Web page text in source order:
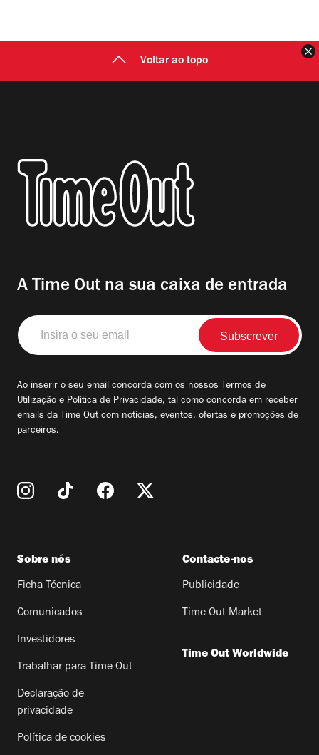
Voltar ao topo
A Time Out na sua caixa de entrada
Insira
o
seu
Ao inserir o seu email concorda com os nossos Termos de
Utilização e Política de Privacidade, tal como concorda em receber
emails da Time Out com notícias, eventos, ofertas e promoções de
parceiros.
Sobre nós
Ficha Técnica
Comunicados
Investidores
Trabalhar para Time Out
Declaração de
privacidade
Política de cookies
Contacte-nos
Publicidade
Time Out Market
Time Out Worldwide